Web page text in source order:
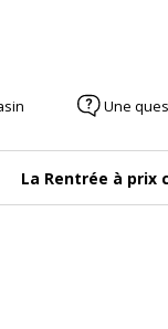
Une
La Rentrée à prix